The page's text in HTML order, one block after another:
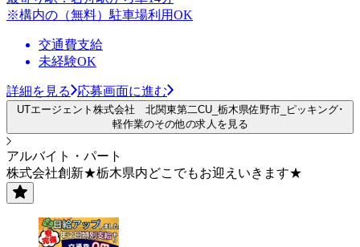
※構内の（無料）駐車場利用OK
交通費支給
未経験OK
詳細を見る 応募画面に進む
UTエージェント株式会社 北関東第二CU_栃木県佐野市_ピッキング･
軽作業のその他の求人を見る
アルバイト・パート
株式会社創新★栃木県内どこでもお迎えいきます★